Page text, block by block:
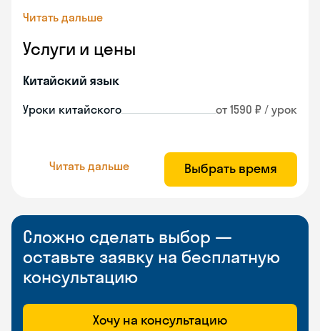
Читать дальше
Услуги и цены
Китайский язык
Уроки китайского от 1590 ₽ / урок
Читать дальше Выбрать время
Сложно сделать выбор —
оставьте заявку на бесплатную
консультацию
Хочу на консультацию